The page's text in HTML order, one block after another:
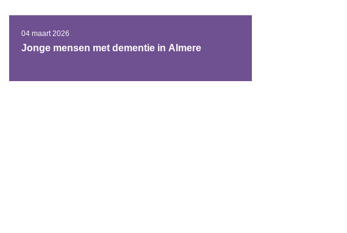
04 maart 2026
Jonge mensen met dementie in Almere